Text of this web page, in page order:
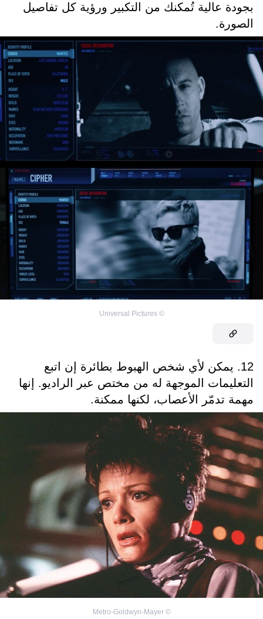
بجودة عالية تُمكنك من التكبير ورؤية كل تفاصيل
الصورة.
©
Universal Pictures
12. يمكن لأي شخص الهبوط بطائرة إن اتبع
التعليمات الموجهة له من مختص عبر الراديو. إنها
مهمة تدمّر الأعصاب، لكنها ممكنة.
©
Metro-Goldwyn-Mayer